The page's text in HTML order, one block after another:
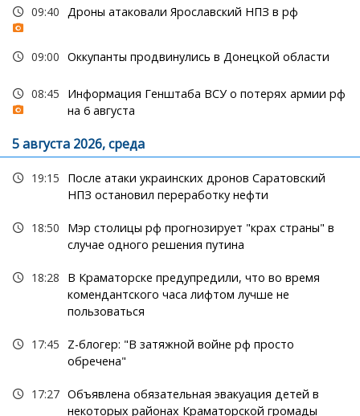
09:40 Дроны атаковали Ярославский НПЗ в рф
09:00 Оккупанты продвинулись в Донецкой области
08:45
Информация Генштаба ВСУ о потерях армии рф
на 6 августа
5 августа 2026, среда
19:15
После атаки украинских дронов Саратовский
НПЗ остановил переработку нефти
18:50
Мэр столицы рф прогнозирует "крах страны" в
случае одного решения путина
18:28
В Краматорске предупредили, что во время
комендантского часа лифтом лучше не
пользоваться
17:45
Z-блогер: "В затяжной войне рф просто
обречена"
17:27 Объявлена обязательная эвакуация детей в
некоторых районах Краматорской громады